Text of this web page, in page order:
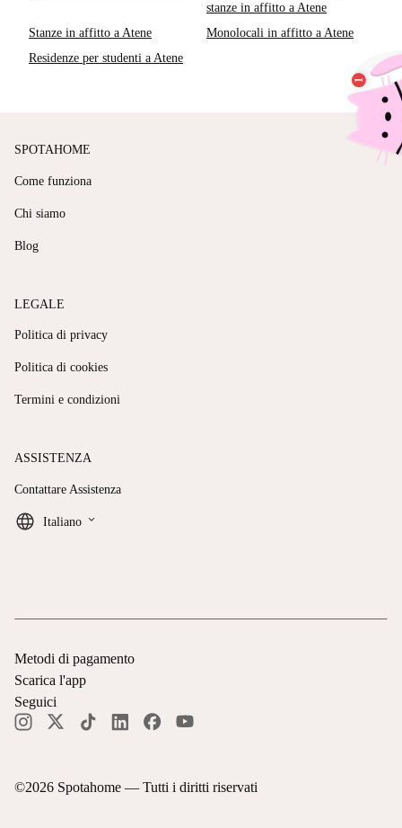
stanze in affitto a Atene
Stanze in affitto a Atene
Monolocali in affitto a Atene
Residenze per studenti a Atene
SPOTAHOME
Come funziona
Chi siamo
Blog
LEGALE
Politica di privacy
Politica di cookies
Termini e condizioni
ASSISTENZA
Contattare Assistenza
Italiano keyboard_arrow_down
©2026 Spotahome — Tutti i diritti riservati
Metodi di pagamento
Scarica l'app
Seguici